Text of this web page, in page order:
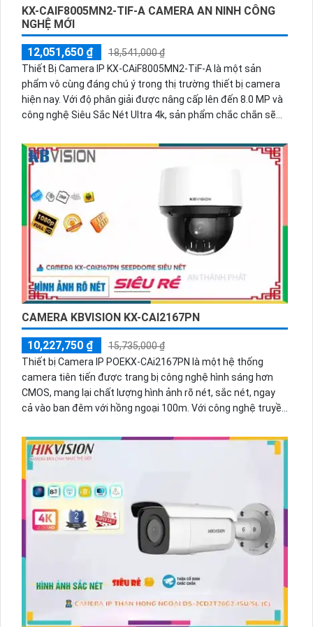
KX-CAIF8005MN2-TIF-A CAMERA AN NINH CÔNG
NGHỆ MỚI
12,051,650 ₫
18,541,000 ₫
Thiết Bị Camera IP KX-CAiF8005MN2-TiF-A là một sản
phẩm vô cùng đáng chú ý trong thị trường thiết bị camera
hiện nay. Với độ phân giải được nâng cấp lên đến 8.0 MP và
công nghệ Siêu Sắc Nét Ultra 4k, sản phẩm chắc chắn sẽ
thiết bị này còn đáp ứng nhu cầu về hình ảnh chất lượng
cao với khả năng xử lý hình ảnh thiếu sáng. Một điểm đặc
cho bạn chất lượng hình ảnh tốt mọi lúc. Hơn nữa, với công
nghệ CMOS màu sắc đẹp, tạo ra những bức ảnh sáng đẹp
và chân thực. Sản phẩm cũng sử dụng công nghệ IP, giúp dễ
dàng nâng cấp hệ thống camera một cách thuận tiện.
Chọn sản phẩm này, bạn sẽ có một hệ thống camera đáng
tin cậy và đa năng.
CAMERA KBVISION KX-CAI2167PN
10,227,750 ₫
15,735,000 ₫
Thiết bị Camera IP POEKX-CAi2167PN là một hệ thống
camera tiên tiến được trang bị công nghệ hình sáng hơn
CMOS, mang lại chất lượng hình ảnh rõ nét, sắc nét, ngay
cả vào ban đêm với hồng ngoại 100m. Với công nghệ truyền
lưu trữ và xem lại những hình ảnh với màu sắc sáng đẹp 2.0
MP. Đặc biệt, thiết bị này tích hợp công nghệ nhìn đêm chất
lượng Hồng Ngoại Smart IR, giúp cải thiện chất lượng hình
ảnh trong điều kiện ánh sáng yếu.